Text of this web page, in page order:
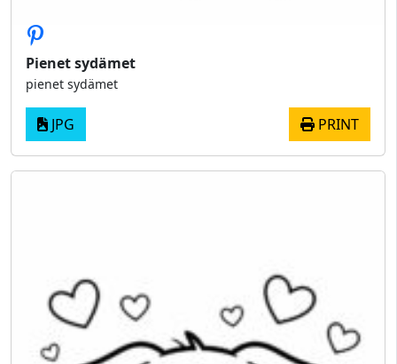
Pienet sydämet
pienet sydämet
JPG PRINT